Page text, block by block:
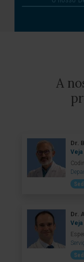
A
Dr.
Dr.